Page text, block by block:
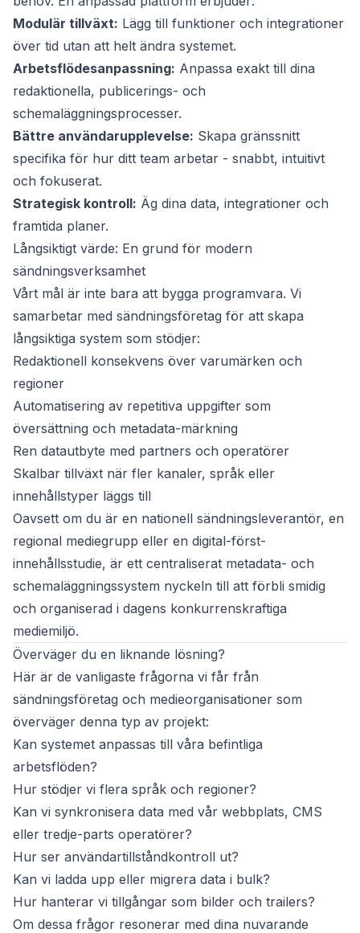
Modulär tillväxt: Lägg till funktioner och integrationer
över tid utan att helt ändra systemet.
Arbetsflödesanpassning: Anpassa exakt till dina
redaktionella, publicerings- och
schemaläggningsprocesser.
Bättre användarupplevelse: Skapa gränssnitt
specifika för hur ditt team arbetar - snabbt, intuitivt
och fokuserat.
Strategisk kontroll: Äg dina data, integrationer och
framtida planer.
Långsiktigt värde: En grund för modern
sändningsverksamhet
Vårt mål är inte bara att bygga programvara. Vi
samarbetar med sändningsföretag för att skapa
långsiktiga system som stödjer:
Redaktionell konsekvens över varumärken och
regioner
Automatisering av repetitiva uppgifter som
översättning och metadata-märkning
Ren datautbyte med partners och operatörer
Skalbar tillväxt när fler kanaler, språk eller
innehållstyper läggs till
Oavsett om du är en nationell sändningsleverantör, en
regional mediegrupp eller en digital-först-
innehållsstudie, är ett centraliserat metadata- och
schemaläggningssystem nyckeln till att förbli smidig
och organiserad i dagens konkurrenskraftiga
mediemiljö.
Överväger du en liknande lösning?
Här är de vanligaste frågorna vi får från
sändningsföretag och medieorganisationer som
överväger denna typ av projekt:
Kan systemet anpassas till våra befintliga
arbetsflöden?
Hur stödjer vi flera språk och regioner?
Kan vi synkronisera data med vår webbplats, CMS
eller tredje-parts operatörer?
Hur ser användartillståndkontroll ut?
Kan vi ladda upp eller migrera data i bulk?
Hur hanterar vi tillgångar som bilder och trailers?
Om dessa frågor resonerar med dina nuvarande